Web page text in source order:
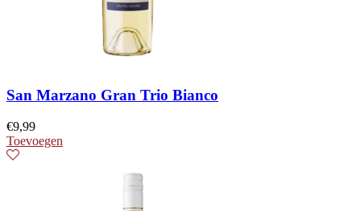
San Marzano Gran Trio Bianco
€9,99
Toevoegen